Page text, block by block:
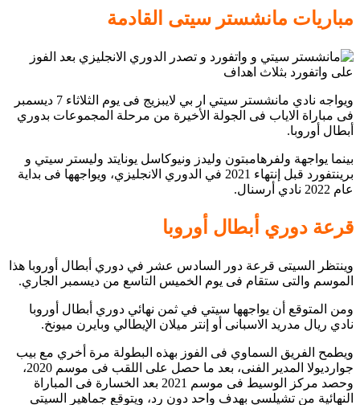
مباريات مانشستر سيتى القادمة
ويواجه نادي مانشستر سيتي ار بي لايبزيج فى يوم الثلاثاء 7 ديسمبر
فى مباراة الاياب فى الجولة الأخيرة من مرحلة المجموعات بدوري
أبطال أوروبا.
بينما يواجهة ولفرهامبتون وليدز ونيوكاسل يونايتد وليستر سيتي و
برينتفورد قبل إنتهاء 2021 في الدوري الانجليزي، ويواجهها فى بداية
عام 2022 نادي أرسنال.
قرعة دوري أبطال أوروبا
وينتظر السيتى قرعة دور السادس عشر في دوري أبطال أوروبا هذا
الموسم والتى ستقام فى يوم الخميس التاسع من ديسمبر الجاري.
ومن المتوقع أن يواجهها سيتي في ثمن نهائي دوري أبطال أوروبا
نادي ريال مدريد الاسبانى أو إنتر ميلان الإيطالي وبايرن ميونخ.
ويطمح الفريق السماوي فى الفوز بهذه البطولة مرة أخري مع بيب
جوارديولا المدير الفنى، بعد ما حصل على اللقب فى موسم 2020،
وحصد مركز الوسيط فى موسم 2021 بعد الخسارة فى المباراة
النهائية من تشيلسي بهدف واحد دون رد، ويتوقع جماهير السيتى